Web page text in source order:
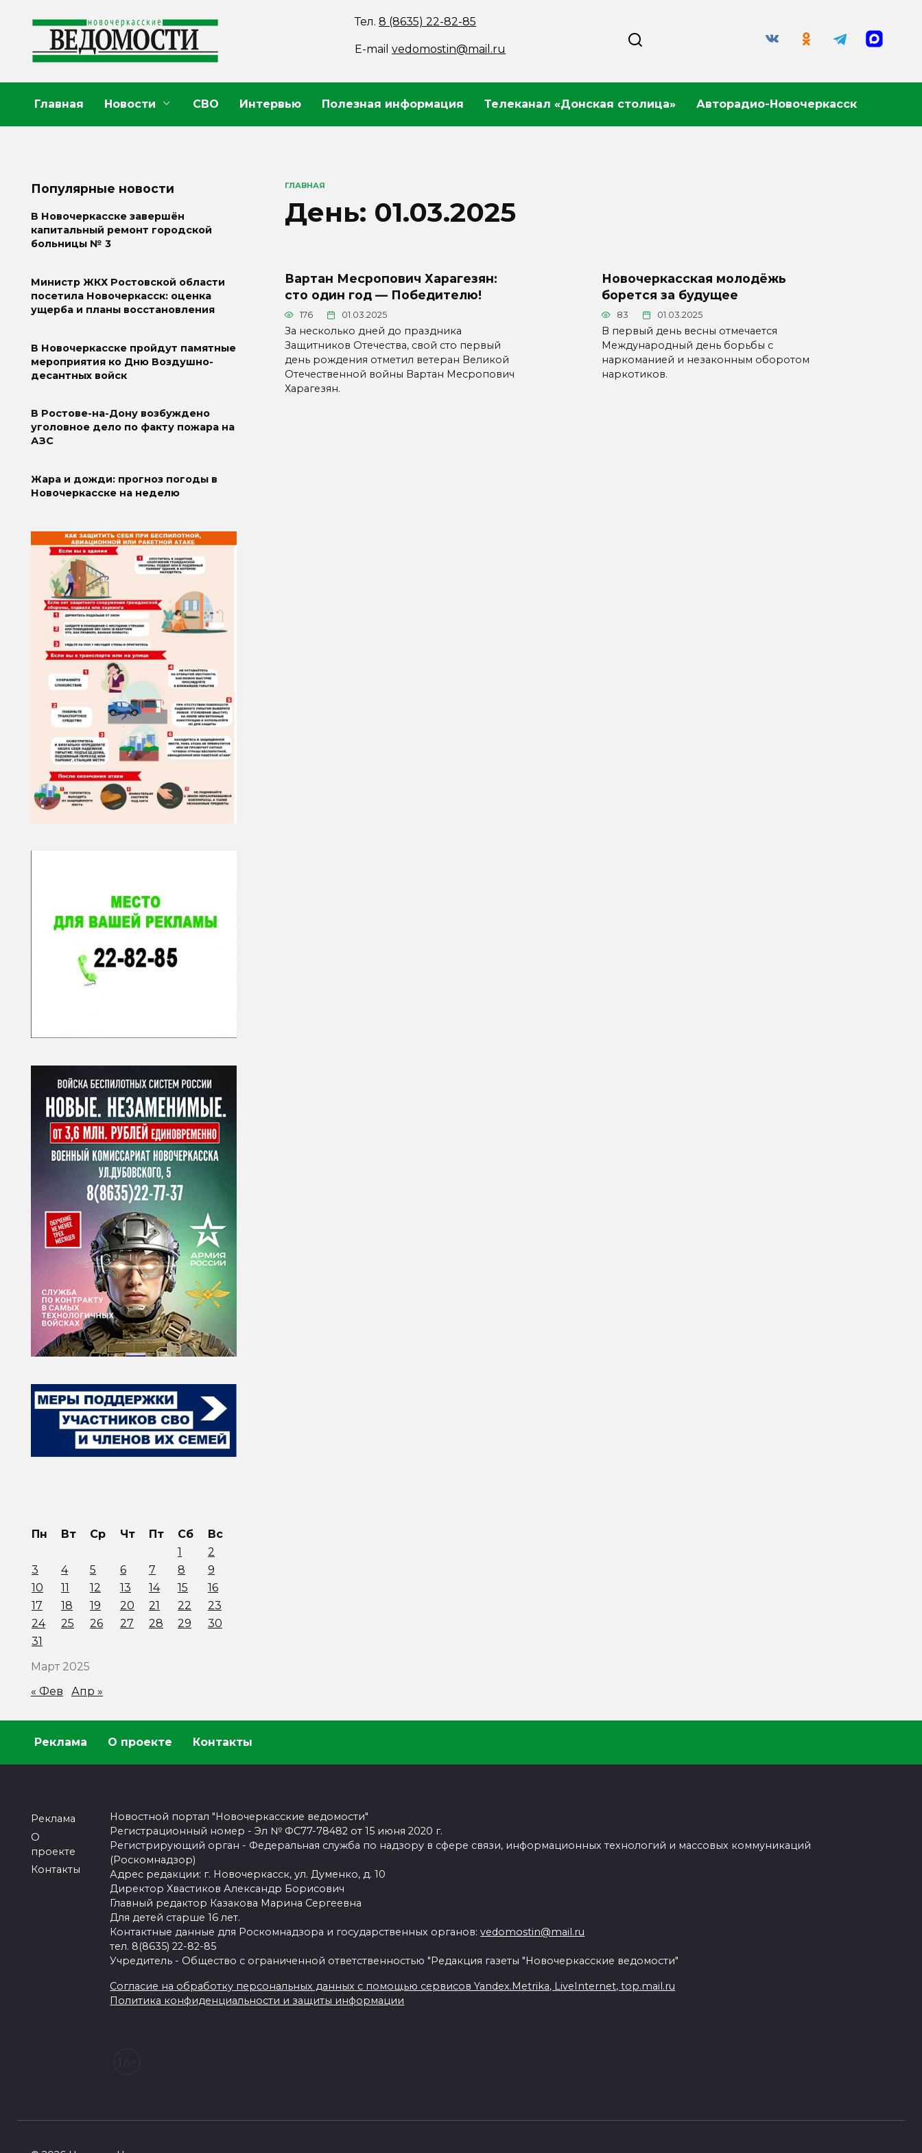
содержанию
Тел.8 (8635) 22-82-85
E-mailvedomostin@mail.ru
Главная Новости СВО Интервью Полезная информация Телеканал «Донская столица» Авторадио-Новочеркасск
ГЛАВНАЯ
День: 01.03.2025
Вартан Месропович Харагезян:
сто один год — Победителю!
176 01.03.2025
За несколько дней до праздника
Защитников Отечества, свой сто первый
день рождения отметил ветеран Великой
Отечественной войны Вартан Месропович
Харагезян.
Новочеркасская молодёжь
борется за будущее
83 01.03.2025
В первый день весны отмечается
Международный день борьбы с
наркоманией и незаконным оборотом
наркотиков.
Популярные новости
В Новочеркасске завершён
капитальный ремонт городской
больницы № 3
Министр ЖКХ Ростовской области
посетила Новочеркасск: оценка
ущерба и планы восстановления
В Новочеркасске пройдут памятные
мероприятия ко Дню Воздушно-
десантных войск
В Ростове-на-Дону возбуждено
уголовное дело по факту пожара на
АЗС
Жара и дожди: прогноз погоды в
Новочеркасске на неделю
Март 2025
Пн Вт Ср Чт Пт Сб
Вс
1
2
3
4 5 6 7 8
9
10
11 12 13 14 15
16
17
18 19 20 21 22
23
24
25 26 27 28 29
30
31
« Фев Апр »
Реклама О проекте Контакты
Реклама
О
проекте
Контакты
Новостной портал "Новочеркасские ведомости"
Регистрационный номер - Эл № ФС77-78482 от 15 июня 2020 г.
Регистрирующий орган - Федеральная служба по надзору в сфере связи, информационных технологий и массовых коммуникаций
(Роскомнадзор)
Адрес редакции: г. Новочеркасск, ул. Думенко, д. 10
Директор Хвастиков Александр Борисович
Главный редактор Казакова Марина Сергеевна
Для детей старше 16 лет.
Контактные данные для Роскомнадзора и государственных органов:vedomostin@mail.ru
тел. 8(8635) 22-82-85
Учредитель - Общество с ограниченной ответственностью "Редакция газеты "Новочеркасские ведомости"
Согласие на обработку персональных данных с помощью сервисов Yandex.Metrika, LiveInternet, top.mail.ru
Политика конфиденциальности и защиты информации